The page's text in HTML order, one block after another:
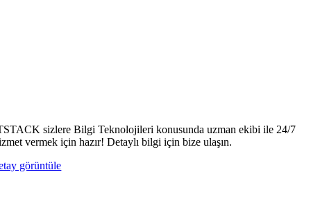
sizlere Bilgi Teknolojileri konusunda uzman ekibi ile 24/7
vermek için hazır! Detaylı bilgi için bize ulaşın.
görüntüle